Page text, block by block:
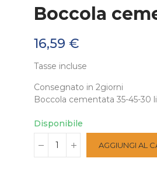
Boccola
16,59 €
Tasse incluse
Consegnato in 2giorni
Boccola cementata 35-45-30
Disponibile
AGGIUNGI AL